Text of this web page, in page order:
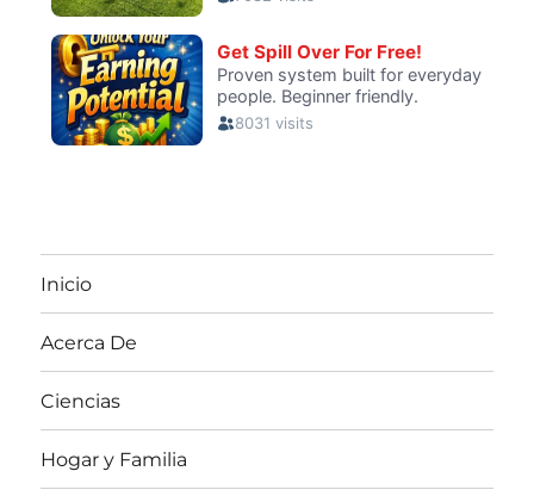
Inicio
Acerca De
Ciencias
Hogar y Familia